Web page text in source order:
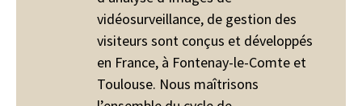
vidéosurveillance, de gestion des
visiteurs sont conçus et développés
en France, à Fontenay-le-Comte et
Toulouse. Nous maîtrisons